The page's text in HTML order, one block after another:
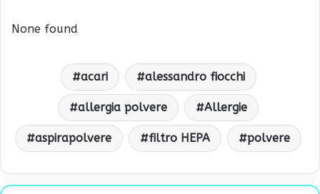
None found
acari alessandro fiocchi
allergia polvere Allergie
aspirapolvere filtro HEPA polvere